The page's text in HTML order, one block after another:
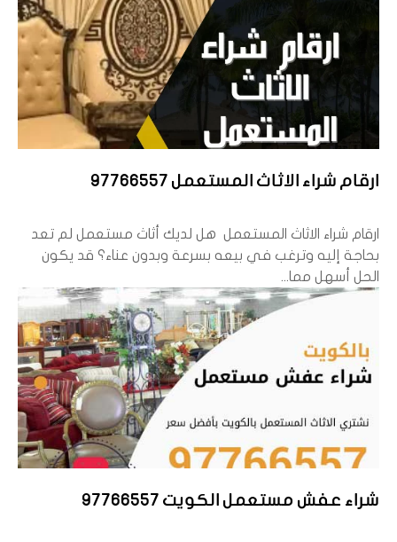
ارقام شراء الاثاث المستعمل 97766557
ارقام شراء الاثاث المستعمل هل لديك أثاث مستعمل لم تعد
بحاجة إليه وترغب في بيعه بسرعة وبدون عناء؟ قد يكون
الحل أسهل مما...
شراء عفش مستعمل الكويت 97766557